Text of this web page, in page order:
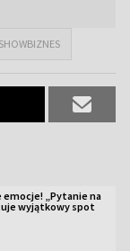
emocje! „Pytanie na
wyjątkowy spot